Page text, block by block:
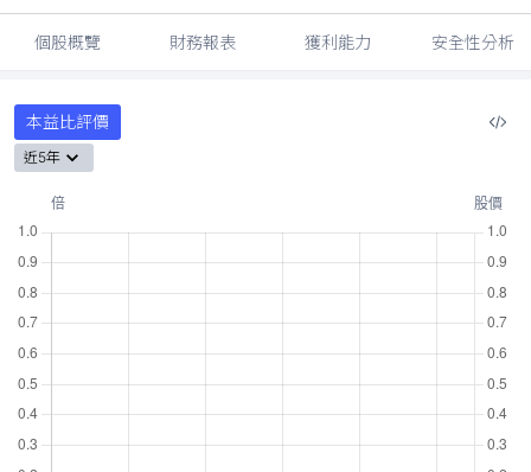
個股概覽 財務報表 獲利能力 安全性分析
本益比評價
近5年